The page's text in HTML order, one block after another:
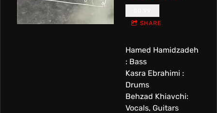
SHARE
Hamed Hamidzadeh
: Bass
Kasra Ebrahimi :
Drums
Behzad Khiavchi:
Vocals, Guitars